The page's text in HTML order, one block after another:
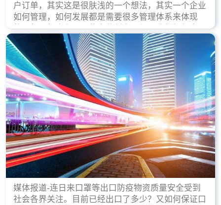
户订单，其实这是很肤浅的一个想法，其实一个企业
如何管理，如何发展都是需要很多管理体系来体现
的，每天都会有不同的企业创立，但是我们如何去证
实一个企业的合法，有质量保证了？这就是ISO9001
认证体现价值的时候，那么键锋小编就来细说下企业
做ISO9001认证的根本原因。
媒体报道-连日来口罩等出口防疫物资质量安全受到
社会各界关注。目前已经出口了多少？又如何保证口